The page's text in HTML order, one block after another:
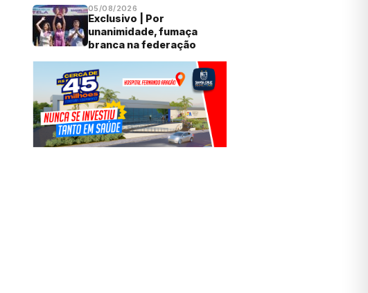
05/08/2026
Exclusivo | Por
unanimidade, fumaça
branca na federação